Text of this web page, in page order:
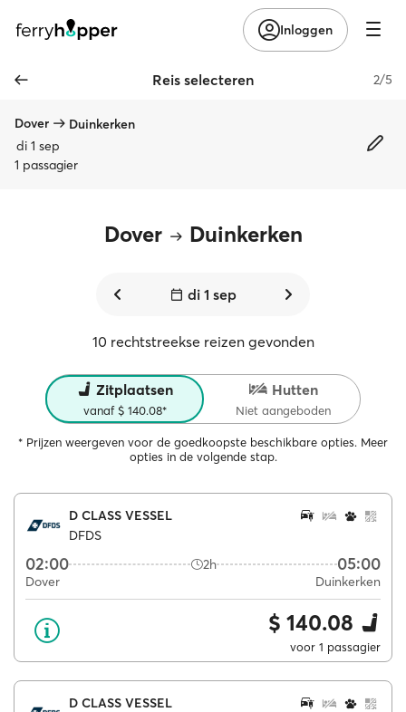
Inloggen
Reis selecteren 2/5
Dover
Duinkerken
di 1 sep
1 passagier
Dover Duinkerken
di 1 sep
10 rechtstreekse reizen gevonden
Zitplaatsen
vanaf $ 140.08*
Hutten
Niet aangeboden
* Prijzen weergeven voor de goedkoopste beschikbare opties. Meer
opties in de volgende stap.
D CLASS VESSEL
DFDS
02:00 2h 05:00
Dover Duinkerken
$ 140.08
voor 1 passagier
D CLASS VESSEL